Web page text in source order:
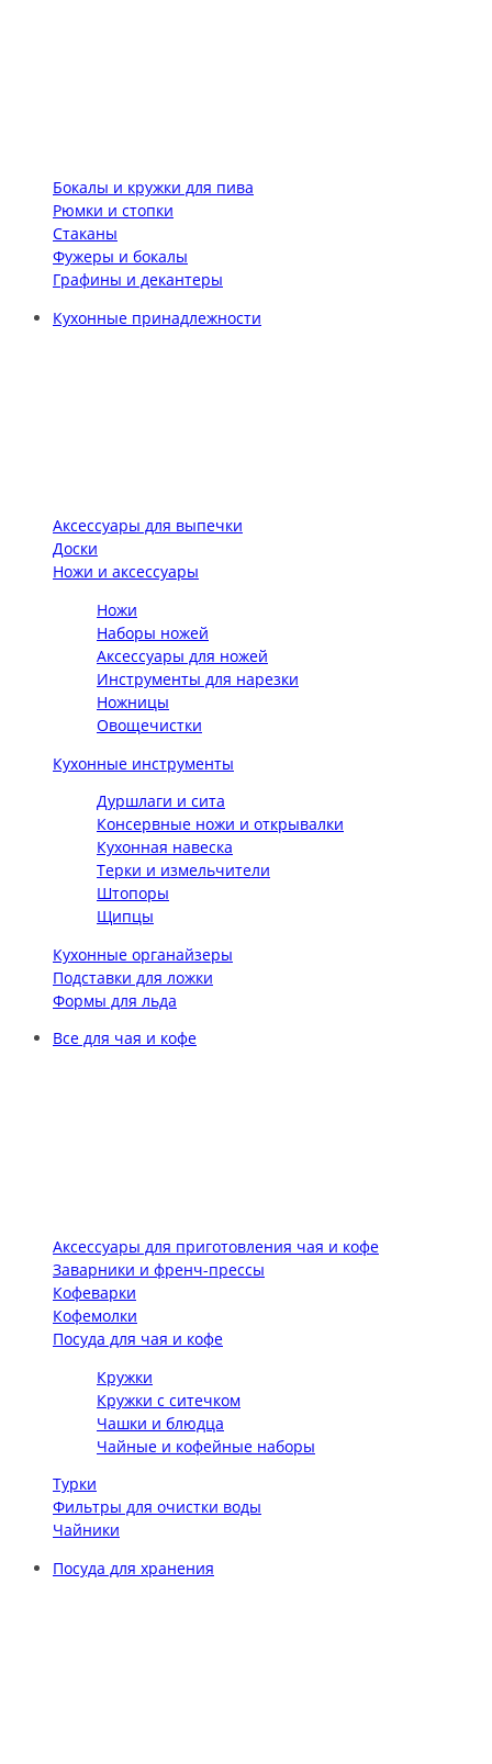
Бокалы и кружки для пива
Рюмки и стопки
Стаканы
Фужеры и бокалы
Графины и декантеры
Кухонные принадлежности
Аксессуары для выпечки
Доски
Ножи и аксессуары
Ножи
Наборы ножей
Аксессуары для ножей
Инструменты для нарезки
Ножницы
Овощечистки
Кухонные инструменты
Дуршлаги и сита
Консервные ножи и открывалки
Кухонная навеска
Терки и измельчители
Штопоры
Щипцы
Кухонные органайзеры
Подставки для ложки
Формы для льда
Все для чая и кофе
Аксессуары для приготовления чая и кофе
Заварники и френч-прессы
Кофеварки
Кофемолки
Посуда для чая и кофе
Кружки
Кружки с ситечком
Чашки и блюдца
Чайные и кофейные наборы
Турки
Фильтры для очистки воды
Чайники
Посуда для хранения